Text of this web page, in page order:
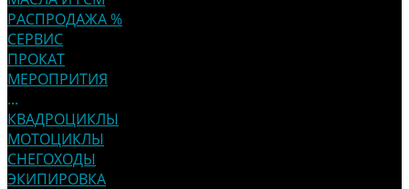
РАСПРОДАЖА %
СЕРВИС
ПРОКАТ
МЕРОПРИТИЯ
...
КВАДРОЦИКЛЫ
МОТОЦИКЛЫ
СНЕГОХОДЫ
ЭКИПИРОВКА